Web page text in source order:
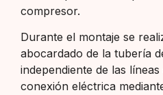
compresor.
Durante el montaje se
abocardado de la tubería
independiente de las
conexión eléctrica